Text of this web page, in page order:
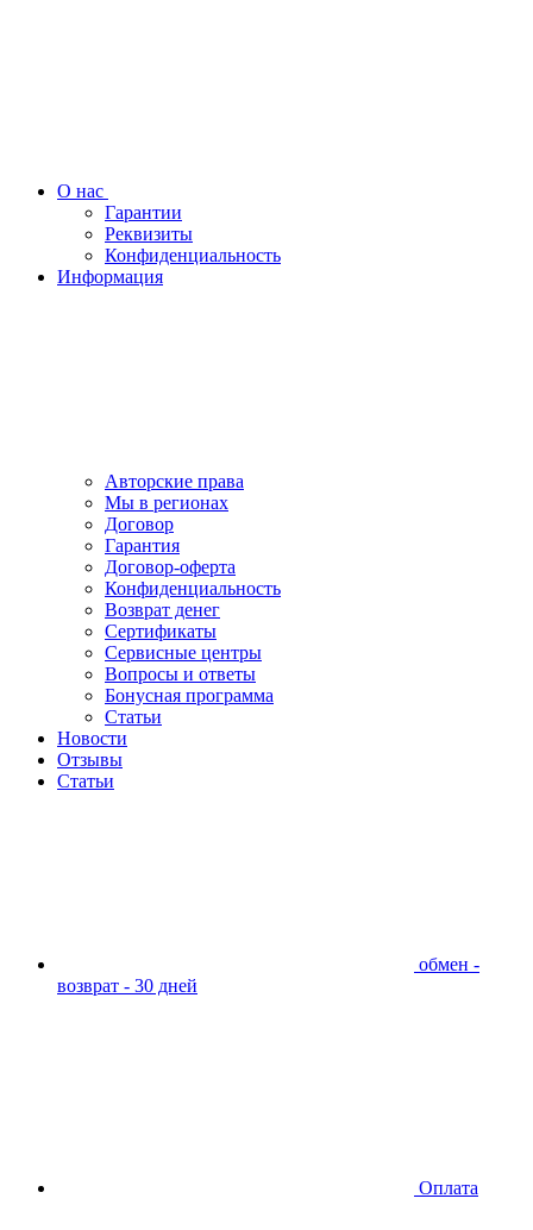
О нас
Гарантии
Реквизиты
Конфиденциальность
Информация
Авторские права
Мы в регионах
Договор
Гарантия
Договор-оферта
Конфиденциальность
Возврат денег
Сертификаты
Сервисные центры
Вопросы и ответы
Бонусная программа
Статьи
Новости
Отзывы
Статьи
обмен -
возврат - 30 дней
Оплата